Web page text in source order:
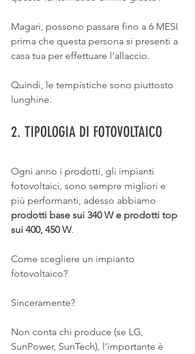
Magari, possono passare fino a 6 MESI
prima che questa persona si presenti a
casa tua per effettuare l’allaccio.
Quindi, le tempistiche sono piuttosto
lunghine.
2. TIPOLOGIA DI FOTOVOLTAICO
Ogni anno i prodotti, gli impianti
fotovoltaici, sono sempre migliori e
più performanti, adesso abbiamo
prodotti base sui 340 W e prodotti top
sui 400, 450 W.
Come scegliere un impianto
fotovoltaico?
Sinceramente?
Non conta chi produce (se LG,
SunPower, SunTech), l’importante è